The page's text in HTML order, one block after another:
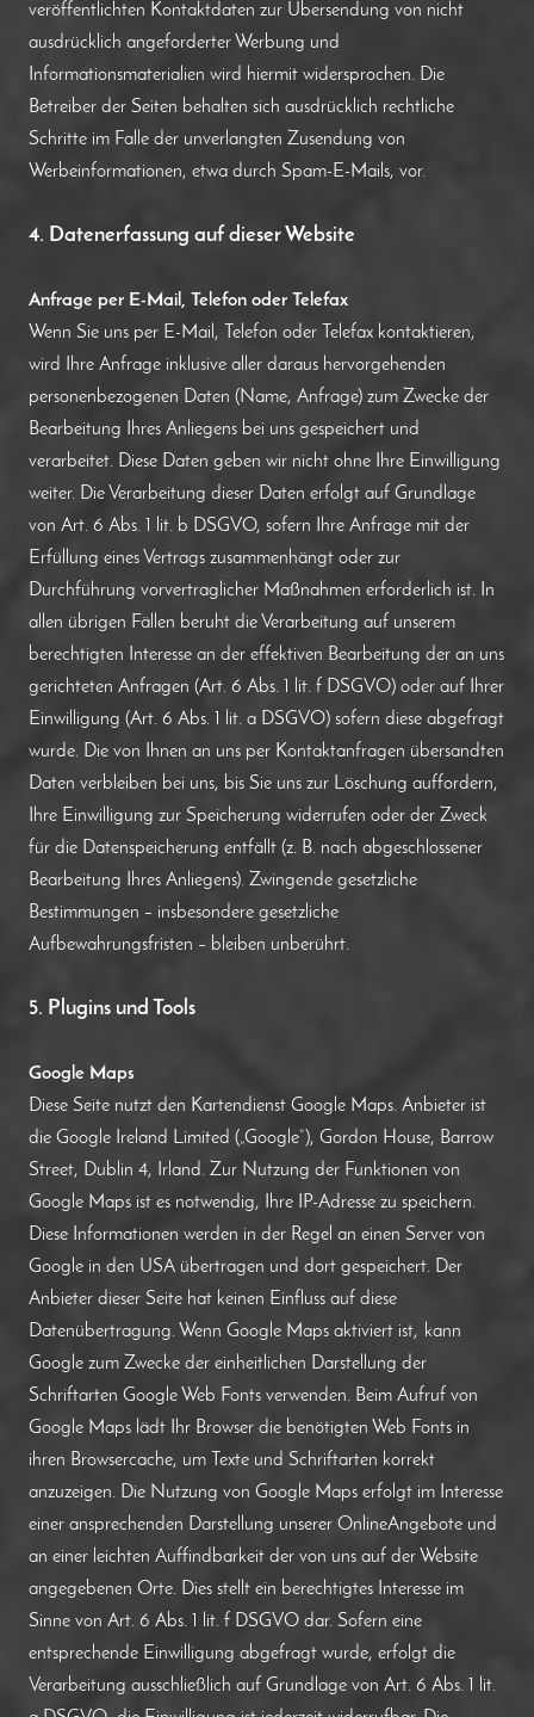
veröffentlichten Kontaktdaten zur Übersendung von nicht
ausdrücklich angeforderter Werbung und
Informationsmaterialien wird hiermit widersprochen. Die
Betreiber der Seiten behalten sich ausdrücklich rechtliche
Schritte im Falle der unverlangten Zusendung von
Werbeinformationen, etwa durch Spam-E-Mails, vor.
4. Datenerfassung auf dieser Website
Anfrage per E-Mail, Telefon oder Telefax
Wenn Sie uns per E-Mail, Telefon oder Telefax kontaktieren,
wird Ihre Anfrage inklusive aller daraus hervorgehenden
personenbezogenen Daten (Name, Anfrage) zum Zwecke der
Bearbeitung Ihres Anliegens bei uns gespeichert und
verarbeitet. Diese Daten geben wir nicht ohne Ihre Einwilligung
weiter. Die Verarbeitung dieser Daten erfolgt auf Grundlage
von Art. 6 Abs. 1 lit. b DSGVO, sofern Ihre Anfrage mit der
Erfüllung eines Vertrags zusammenhängt oder zur
Durchführung vorvertraglicher Maßnahmen erforderlich ist. In
allen übrigen Fällen beruht die Verarbeitung auf unserem
berechtigten Interesse an der effektiven Bearbeitung der an uns
gerichteten Anfragen (Art. 6 Abs. 1 lit. f DSGVO) oder auf Ihrer
Einwilligung (Art. 6 Abs. 1 lit. a DSGVO) sofern diese abgefragt
wurde. Die von Ihnen an uns per Kontaktanfragen übersandten
Daten verbleiben bei uns, bis Sie uns zur Löschung auffordern,
Ihre Einwilligung zur Speicherung widerrufen oder der Zweck
für die Datenspeicherung entfällt (z. B. nach abgeschlossener
Bearbeitung Ihres Anliegens). Zwingende gesetzliche
Bestimmungen – insbesondere gesetzliche
Aufbewahrungsfristen – bleiben unberührt.
5. Plugins und Tools
Google Maps
Diese Seite nutzt den Kartendienst Google Maps. Anbieter ist
die Google Ireland Limited („Google“), Gordon House, Barrow
Street, Dublin 4, Irland. Zur Nutzung der Funktionen von
Google Maps ist es notwendig, Ihre IP-Adresse zu speichern.
Diese Informationen werden in der Regel an einen Server von
Google in den USA übertragen und dort gespeichert. Der
Anbieter dieser Seite hat keinen Einfluss auf diese
Datenübertragung. Wenn Google Maps aktiviert ist, kann
Google zum Zwecke der einheitlichen Darstellung der
Schriftarten Google Web Fonts verwenden. Beim Aufruf von
Google Maps lädt Ihr Browser die benötigten Web Fonts in
ihren Browsercache, um Texte und Schriftarten korrekt
anzuzeigen. Die Nutzung von Google Maps erfolgt im Interesse
einer ansprechenden Darstellung unserer OnlineAngebote und
an einer leichten Auffindbarkeit der von uns auf der Website
angegebenen Orte. Dies stellt ein berechtigtes Interesse im
Sinne von Art. 6 Abs. 1 lit. f DSGVO dar. Sofern eine
entsprechende Einwilligung abgefragt wurde, erfolgt die
Verarbeitung ausschließlich auf Grundlage von Art. 6 Abs. 1 lit.